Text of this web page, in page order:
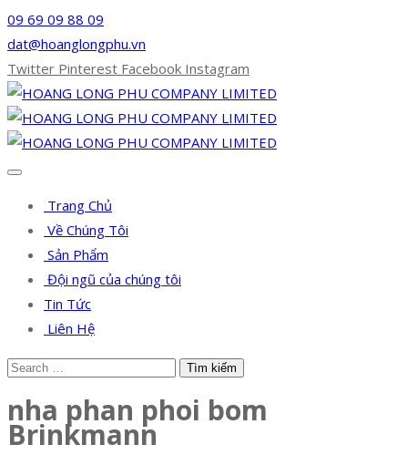
09 69 09 88 09
dat@hoanglongphu.vn
Twitter Pinterest Facebook Instagram
Trang Chủ
Về Chúng Tôi
Sản Phẩm
Đội ngũ của chúng tôi
Tin Tức
Liên Hệ
nha phan phoi bom
Brinkmann